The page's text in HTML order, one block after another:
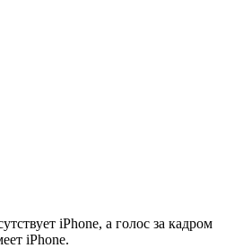
iPhone, а голос за кадром
iPhone.